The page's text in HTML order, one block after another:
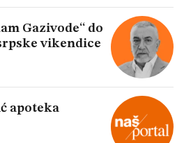
Gazivode“ do
vikendice
apoteka